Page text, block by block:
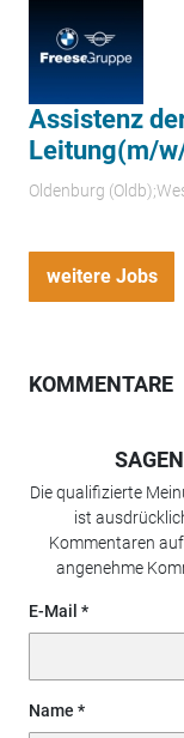
Assistenz
Leitung(m/
Oldenburg
weitere Jobs
KOMMENTARE
Die qualifizierte
ist
Kommentaren
angenehme
E-Mail
Name